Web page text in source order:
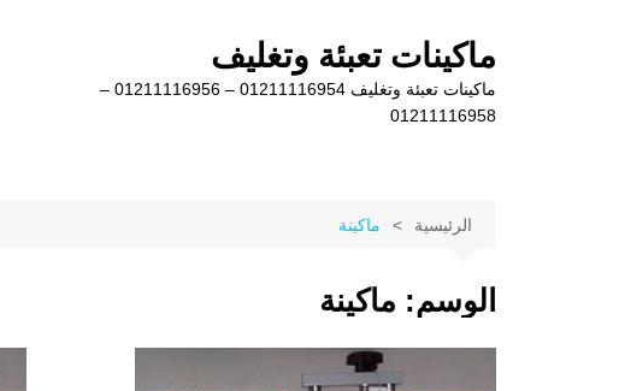
ماكينات تعبئة وتغليف
ماكينات تعبئة وتغليف 01211116954 – 01211116956 –
01211116958
الرئيسية ماكينة
الوسم: ماكينة